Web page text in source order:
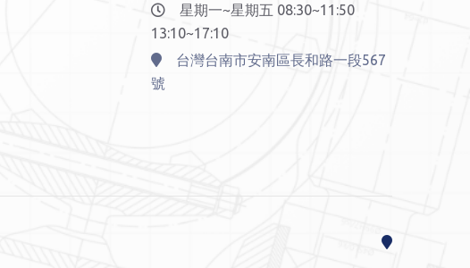
星期一~星期五 08:30~11:50
13:10~17:10
台灣台南市安南區長和路一段567
號